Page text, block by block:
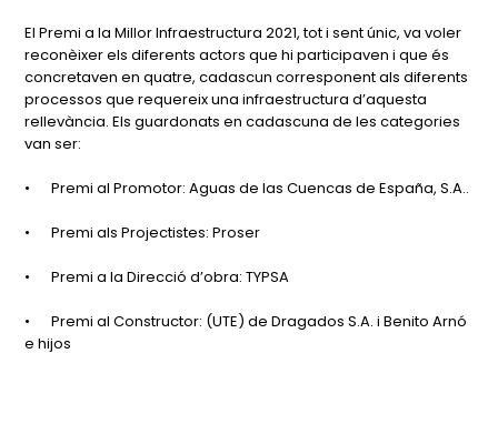
El Premi a la Millor Infraestructura 2021, tot i sent únic, va voler
reconèixer els diferents actors que hi participaven i que és
concretaven en quatre, cadascun corresponent als diferents
processos que requereix una infraestructura d’aquesta
rellevància. Els guardonats en cadascuna de les categories
van ser:
• Premi al Promotor: Aguas de las Cuencas de España, S.A..
• Premi als Projectistes: Proser
• Premi a la Direcció d’obra: TYPSA
•
Premi al Constructor: (UTE) de Dragados S.A. i Benito Arnó
e hijos